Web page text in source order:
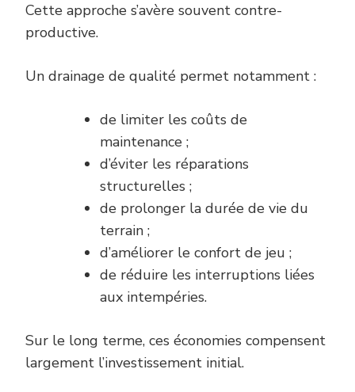
Cette approche s’avère souvent contre-
productive.
Un drainage de qualité permet notamment :
de limiter les coûts de
maintenance ;
d’éviter les réparations
structurelles ;
de prolonger la durée de vie du
terrain ;
d’améliorer le confort de jeu ;
de réduire les interruptions liées
aux intempéries.
Sur le long terme, ces économies compensent
largement l’investissement initial.